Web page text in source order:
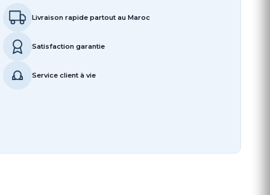
Livraison rapide partout au Maroc
Satisfaction garantie
Service client à vie